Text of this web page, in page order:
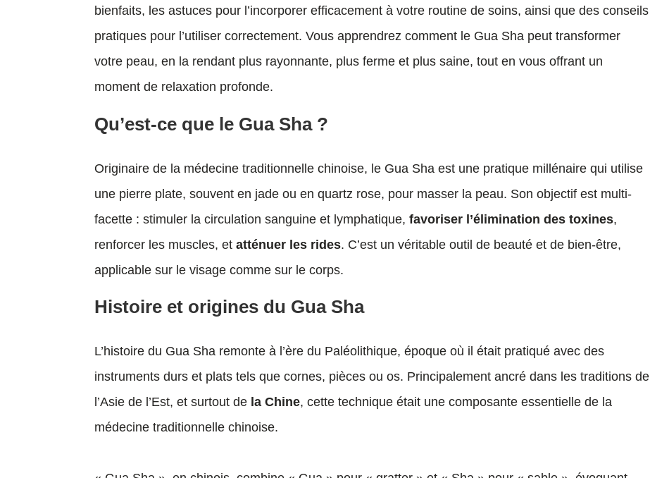
bienfaits, les astuces pour l’incorporer efficacement à votre routine de soins, ainsi que des conseils
pratiques pour l’utiliser correctement. Vous apprendrez comment le Gua Sha peut transformer
votre peau, en la rendant plus rayonnante, plus ferme et plus saine, tout en vous offrant un
moment de relaxation profonde.
Qu’est-ce que le Gua Sha ?
Originaire de la médecine traditionnelle chinoise, le Gua Sha est une pratique millénaire qui utilise
une pierre plate, souvent en jade ou en quartz rose, pour masser la peau. Son objectif est multi-
facette : stimuler la circulation sanguine et lymphatique,favoriser l’élimination des toxines,
renforcer les muscles, etatténuer les rides. C’est un véritable outil de beauté et de bien-être,
applicable sur le visage comme sur le corps.
Histoire et origines du Gua Sha
L’histoire du Gua Sha remonte à l’ère du Paléolithique, époque où il était pratiqué avec des
instruments durs et plats tels que cornes, pièces ou os. Principalement ancré dans les traditions de
l’Asie de l’Est, et surtout de la Chine, cette technique était une composante essentielle de la
médecine traditionnelle chinoise.